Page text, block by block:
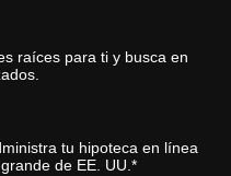
raíces para ti y busca en
tu hipoteca en línea
de EE. UU.*